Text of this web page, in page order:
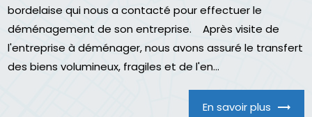
bordelaise qui nous a contacté pour effectuer le
déménagement de son entreprise. Après visite de
l'entreprise à déménager, nous avons assuré le transfert
des biens volumineux, fragiles et de l'en...
En savoir plus